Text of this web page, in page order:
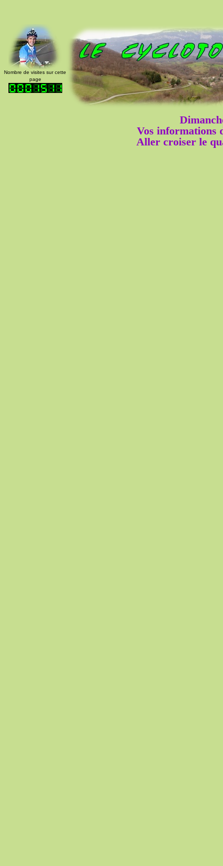
Nombre de visites sur cette
page
Vos informations
Aller croiser le